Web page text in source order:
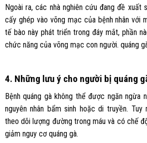
Ngoài ra, các nhà nghiên cứu đang đề
cấy ghép vào võng mạc của bệnh nhân với
tế bào này phát triển trong đáy mắt, phần
chức năng của võng mạc con người. quáng
4. Những lưu ý cho người bị quáng
Bệnh quáng gà không thể được ngăn ngừa
nguyên nhân bẩm sinh hoặc di truyền.
theo dõi lượng đường trong máu và có chế
giảm nguy cơ quáng gà.